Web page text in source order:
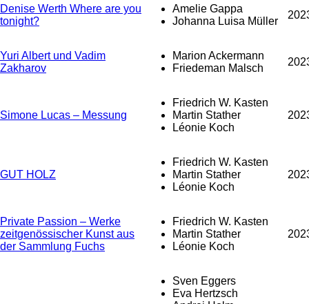
Denise Werth Where are you
tonight?
Amelie Gappa
Johanna Luisa Müller
Yuri Albert und Vadim
Zakharov
Marion Ackermann
Friedeman Malsch
Simone Lucas – Messung
Friedrich W. Kasten
Martin Stather
Léonie Koch
GUT HOLZ
Friedrich W. Kasten
Martin Stather
Léonie Koch
Private Passion – Werke
zeitgenössischer Kunst aus
der Sammlung Fuchs
Friedrich W. Kasten
Martin Stather
Léonie Koch
Sven Eggers
Eva Hertzsch